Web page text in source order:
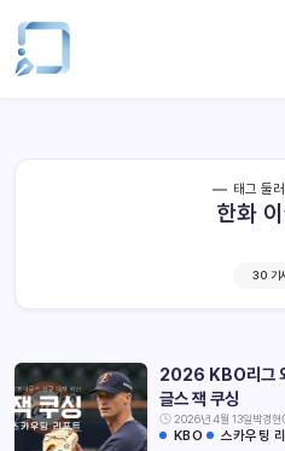
태그 둘
한화
30 기
2026 KBO리그
글스 잭 쿠싱
2026년 4월 13일박경현
KBO 스카우팅